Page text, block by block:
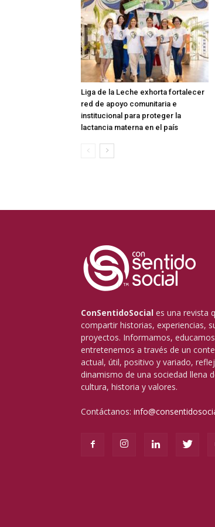
Liga de la Leche exhorta fortalecer
red de apoyo comunitaria e
institucional para proteger la
lactancia materna en el país
ConSentidoSocial es una revista
compartir historias, experiencias,
proyectos. Informamos,
entretenemos a través de un
actual, útil, positivo y variado,
dinamismo de una sociedad llena
cultura, historia y valores.
Contáctanos: